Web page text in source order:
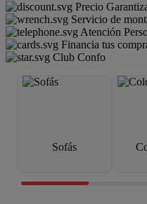
Precio
Servicio de
Atención
Financia tus
Club Confo
Sofás